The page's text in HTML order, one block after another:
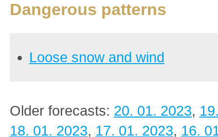
Dangerous patterns
Loose snow and wind
Older forecasts: 20. 01. 2023,
18. 01. 2023, 17. 01. 2023, 16.